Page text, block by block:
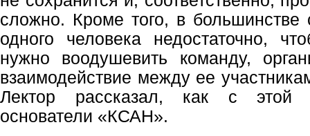
сложно. Кроме того, в большинстве
одного человека недостаточно,
нужно воодушевить команду,
взаимодействие между ее
Лектор рассказал, как с этой
основатели «КСАН».